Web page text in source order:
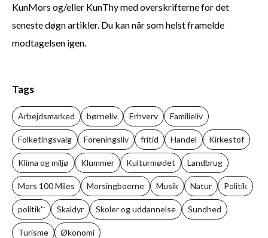
KunMors og/eller KunThy med overskrifterne for det
seneste døgn artikler. Du kan når som helst framelde
modtagelsen igen.
Tags
Arbejdsmarked børneliv Erhverv Familieliv
Folketingsvalg Foreningsliv fritid Handel Kirkestof
Klima og miljø Klummer Kulturmødet Landbrug
Mors 100 Miles Morsingboerne Musik Natur Politik
politik'¨ Skaldyr Skoler og uddannelse Sundhed
Turisme Økonomi